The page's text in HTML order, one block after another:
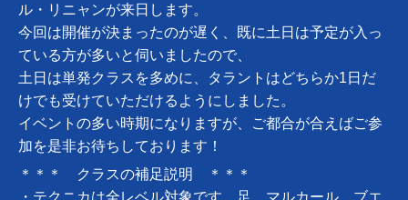
ル・リニャンが来日します。
今回は開催が決まったのが遅く、既に土日は予定が入っ
ている方が多いと伺いましたので、
土日は単発クラスを多めに、タラントはどちらか1日だ
けでも受けていただけるようにしました。
イベントの多い時期になりますが、ご都合が合えばご参
加を是非お待ちしております！
＊＊＊ クラスの補足説明 ＊＊＊
・テクニカは全レベル対象です。足、マルカール、ブエ